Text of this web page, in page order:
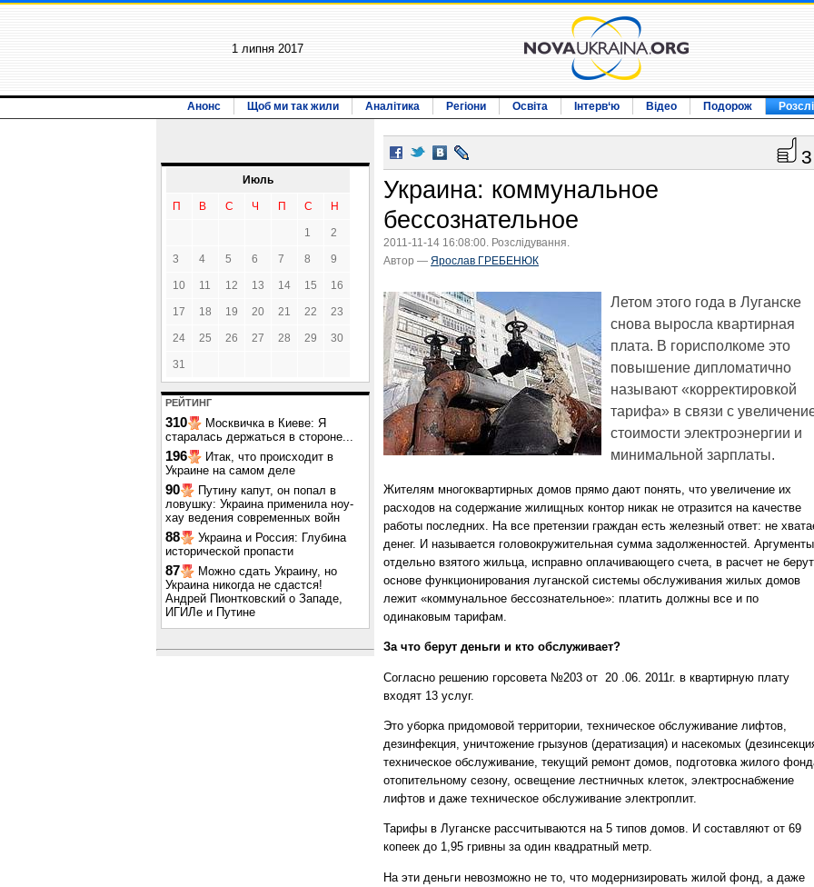
1 липня 2017
Анонс Щоб ми так жили Аналітика Регіони Освіта Інтерв‘ю Відео Подорож
Июль
П В С Ч П С Н
1 2
3 4 5 6 7 8 9
10 11 12 13 14 15 16
17 18 19 20 21 22 23
24 25 26 27 28 29 30
31
РЕЙТИНГ
310
Москвичка в Киеве: Я
старалась держаться в стороне...
196
Итак, что происходит в
Украине на самом деле
90
Путину капут, он попал в
ловушку: Украина применила ноу-
хау ведения современных войн
88
Украина и Россия: Глубина
исторической пропасти
87
Можно сдать Украину, но
Украина никогда не сдастся!
Андрей Пионтковский о Западе,
ИГИЛе и Путине
3
Украина: коммунальное
бессознательное
2011-11-14 16:08:00. Розслідування.
Автор — Ярослав ГРЕБЕНЮК
Летом этого года в Луганске
снова выросла квартирная
плата. В горисполкоме это
повышение дипломатично
называют «корректировкой
тарифа» в связи с
стоимости электроэнергии и
минимальной зарплаты.
Жителям многоквартирных домов прямо дают понять, что увеличение их
расходов на содержание жилищных контор никак не отразится на качестве
работы последних. На все претензии граждан есть железный ответ: не
денег. И называется головокружительная сумма задолженностей. Аргументы
отдельно взятого жильца, исправно оплачивающего счета, в расчет не
основе функционирования луганской системы обслуживания жилых домов
лежит «коммунальное бессознательное»: платить должны все и по
одинаковым тарифам.
За что берут деньги и кто обслуживает?
Согласно решению горсовета №203 от 20 .06. 2011г. в квартирную плату
входят 13 услуг.
Это уборка придомовой территории, техническое обслуживание лифтов,
дезинфекция, уничтожение грызунов (дератизация) и насекомых
техническое обслуживание, текущий ремонт домов, подготовка жилого
отопительному сезону, освещение лестничных клеток, электроснабжение
лифтов и даже техническое обслуживание электроплит.
Тарифы в Луганске рассчитываются на 5 типов домов. И составляют от 69
копеек до 1,95 гривны за один квадратный метр.
На эти деньги невозможно не то, что модернизировать жилой фонд, а даже